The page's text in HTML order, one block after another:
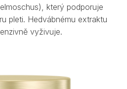
který podporuje
pleti. Hedvábnému extraktu
vyživuje.